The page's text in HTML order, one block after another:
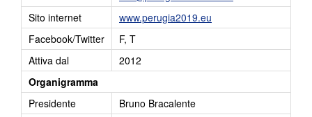
Sito internet
www.perugia2019.eu
Facebook/Twitter
F, T
Attiva dal
2012
Organigramma
Presidente
Bruno Bracalente